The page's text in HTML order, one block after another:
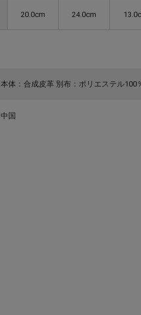
20.0cm 24.0cm
本体：合成皮革 別布：ポリエステル100
中国